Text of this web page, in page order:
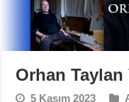
Orhan Taylan
5 Kasım 2023